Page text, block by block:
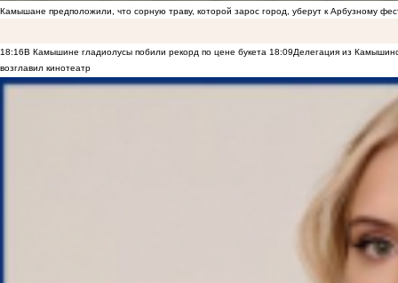
Камышане предположили, что сорную траву, которой зарос город, уберут к Арбузному
18:16В Камышине гладиолусы побили рекорд по цене букета 18:09Делегация из
возглавил кинотеатр